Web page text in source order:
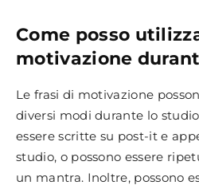
Come posso
motivazione
Le frasi di motivazione
diversi modi durante lo
essere scritte su post-it e
studio, o possono essere
un mantra. Inoltre, possono